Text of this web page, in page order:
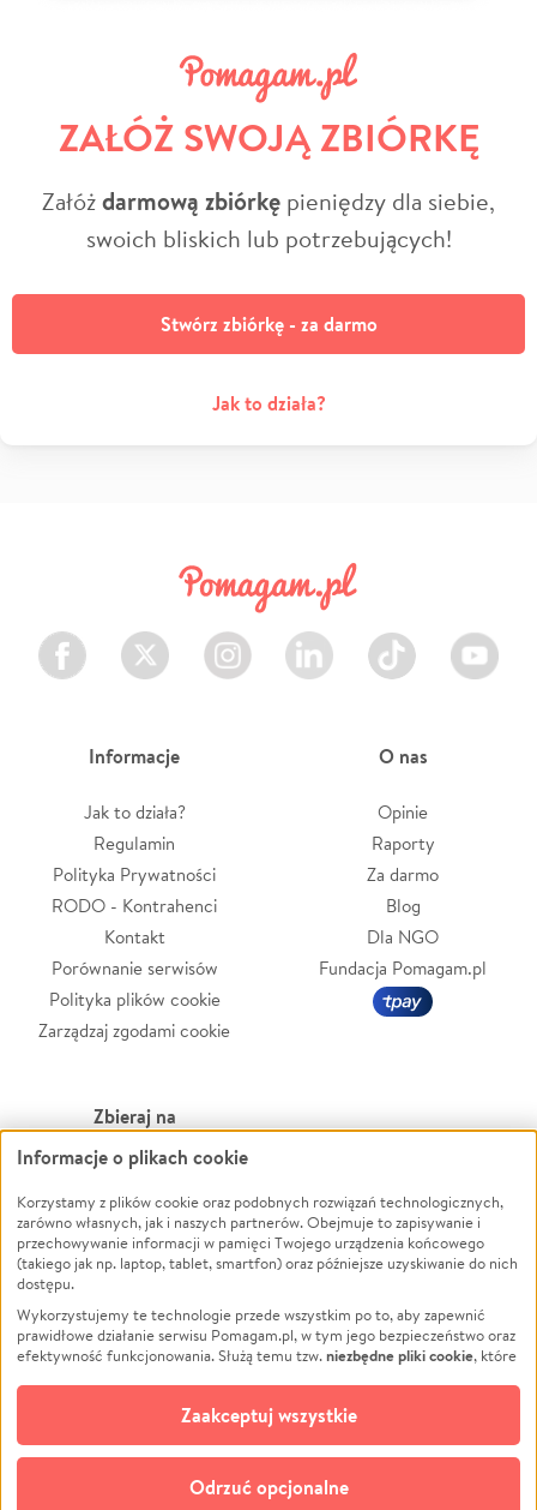
ZAŁÓŻ SWOJĄ ZBIÓRKĘ
Załóżdarmową zbiórkę pieniędzy dla siebie,
swoich bliskich lub potrzebujących!
Stwórz zbiórkę - za darmo
Jak to działa?
Facebook Twitter Instagram LinkedIn TikTok Youtube
Informacje
Jak to działa?
Regulamin
Polityka Prywatności
RODO - Kontrahenci
Kontakt
Porównanie serwisów
Polityka plików cookie
Zarządzaj zgodami cookie
O nas
Opinie
Raporty
Za darmo
Blog
Dla NGO
Fundacja Pomagam.pl
Zbieraj na
Leczenie
Zwierzęta
Pożar
Ukraina
Pomoc Finansowa
Projekty
Pogrzeb
Społeczność lokalna
Kultura
Powódź
Wichura
NGO
Edukacja
Podróż
Impreza
Ochrona środowiska
Biznes
Informacje o plikach cookie
Korzystamy z plików cookie oraz podobnych rozwiązań technologicznych,
zarówno własnych, jak i naszych partnerów. Obejmuje to zapisywanie i
przechowywanie informacji w pamięci Twojego urządzenia końcowego
(takiego jak np. laptop, tablet, smartfon) oraz późniejsze uzyskiwanie do nich
dostępu.
Wykorzystujemy te technologie przede wszystkim po to, aby zapewnić
prawidłowe działanie serwisu Pomagam.pl, w tym jego bezpieczeństwo oraz
efektywność funkcjonowania. Służą temu tzw.niezbędne pliki cookie, które
opcjonalnych plików cookie
technologii do celów analitycznych i retargetingowych. Możesz wyrazić
zgodę na ich stosowanie lub jej odmówić. W dowolnym momencie masz
możliwość zmiany swoich preferencji na stronie „Zarządzaj zgodami cookie”,
do której link znajdziesz w stopce serwisu Pomagam.pl. Opcjonalne pliki
Odrzuć opcjonalne
Zaakceptuj wszystkie